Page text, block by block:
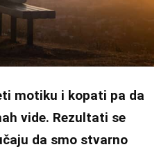
motiku i kopati pa da
vide. Rezultati se
da smo stvarno